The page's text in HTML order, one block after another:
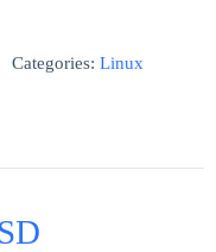
Categories: Linux